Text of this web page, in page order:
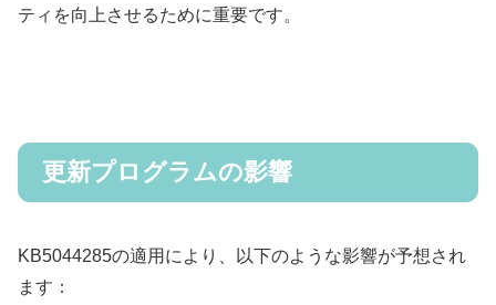
ティを向上させるために重要です。
更新プログラムの影響
KB5044285の適用により、以下のような影響が予想され
ます：